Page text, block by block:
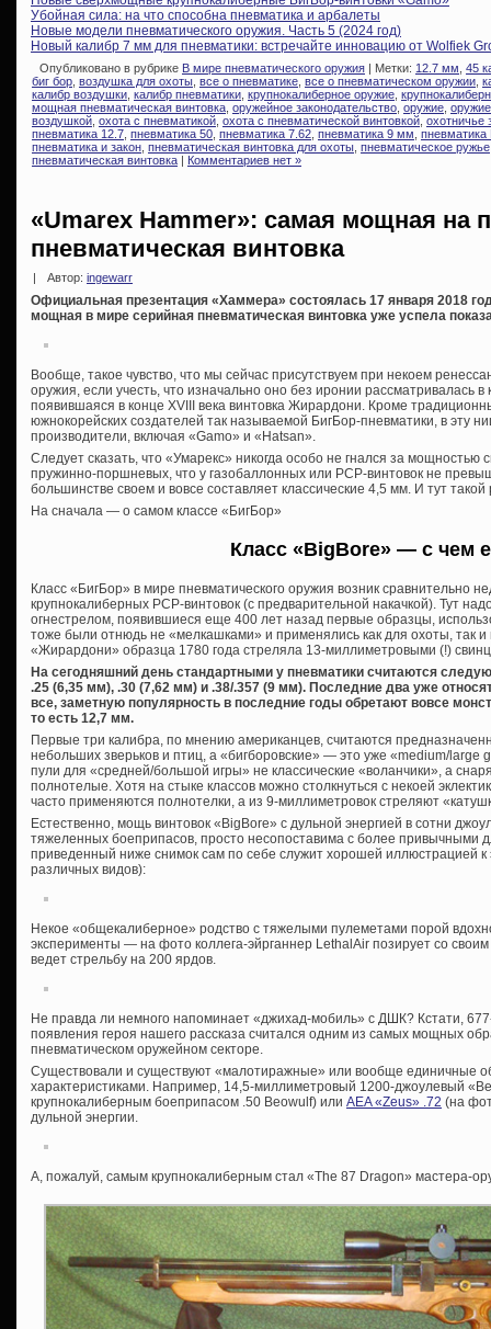
Убойная сила: на что способна пневматика и арбалеты
Новые модели пневматического оружия. Часть 5 (2024 год)
Новый калибр 7 мм для пневматики: встречайте инновацию от Wolfiek
Опубликовано в рубрике В мире пневматического оружия | Метки: 12.7 мм 45
биг бор воздушка для охоты все о пневматике все о пневматическом оружии
калибр воздушки калибр пневматики крупнокалиберное оружие
мощная пневматическая винтовка оружейное законодательство оружие
воздушкой охота с пневматикой охота с пневматической винтовкой охотничье
пневматика 12.7 пневматика 50 пневматика 7.62 пневматика 9 мм пневматика
пневматика и закон пневматическая винтовка для охоты пневматическое ружье
пневматическая винтовка | Комментариев нет »
«Umarex Hammer»: самая мощная на
пневматическая винтовка
| Автор: ingewarr
Официальная презентация «Хаммера» состоялась 17 января 2018
мощная в мире серийная пневматическая винтовка уже успела
Вообще, такое чувство, что мы сейчас присутствуем при некоем
оружия, если учесть, что изначально оно без иронии рассматривалась
появившаяся в конце XVIII века винтовка Жирардони. Кроме
южнокорейских создателей так называемой БигБор-пневматики, в эту
производители, включая «Gamo» и «Hatsan».
Следует сказать, что «Умарекс» никогда особо не гнался за
пружинно-поршневых, что у газобаллонных или PCP-винтовок не
большинстве своем и вовсе составляет классические 4,5 мм. И тут
На сначала — о самом классе «БигБор»
Класс «BigBore» — с чем
Класс «БигБор» в мире пневматического оружия возник сравнительно
крупнокалиберных PCP-винтовок (с предварительной накачкой). Тут
огнестрелом, появившиеся еще 400 лет назад первые образцы,
тоже были отнюдь не «мелкашками» и применялись как для охоты, так
«Жирардони» образца 1780 года стреляла 13-миллиметровыми (!)
На сегодняшний день стандартными у пневматики считаются
.25 (6,35 мм), .30 (7,62 мм) и .38/.357 (9 мм). Последние два уже
все, заметную популярность в последние годы обретают вовсе
то есть 12,7 мм.
Первые три калибра, по мнению американцев, считаются
небольших зверьков и птиц, а «бигборовские» — это уже «medium/
пули для «средней/большой игры» не классические «воланчики», а
полнотелые. Хотя на стыке классов можно столкнуться с некоей
часто применяются полнотелки, а из 9-миллиметровок стреляют
Естественно, мощь винтовок «BigBore» с дульной энергией в сотни
тяжеленных боеприпасов, просто несопоставима с более привычными
приведенный ниже снимок сам по себе служит хорошей иллюстрацией
различных видов):
Некое «общекалиберное» родство с тяжелыми пулеметами порой
эксперименты — на фото коллега-эйрганнер LethalAir позирует со
ведет стрельбу на 200 ярдов.
Не правда ли немного напоминает «джихад-мобиль» с ДШК? Кстати,
появления героя нашего рассказа считался одним из самых мощных
пневматическом оружейном секторе.
Существовали и существуют «малотиражные» или вообще единичные
характеристиками. Например, 14,5-миллиметровый 1200-джоулевый
крупнокалиберным боеприпасом .50 Beowulf) или AEA «Zeus» .72 (на
дульной энергии.
А, пожалуй, самым крупнокалиберным стал «The 87 Dragon» мастера-